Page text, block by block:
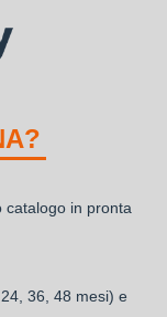
catalogo in pronta
36, 48 mesi) e